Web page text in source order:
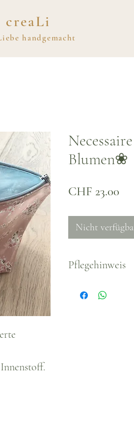
creaLi
handgemacht
Blumen❀
CHF 23.00
Nicht
Pflegehinweis